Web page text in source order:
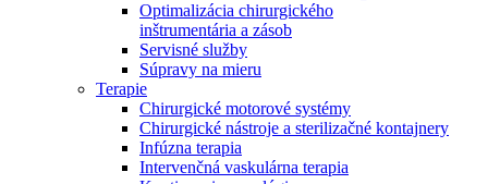
Objavte naše produkty. ​Navštívte produktový katalóg B.
Braun​ s našim kompletným produktovým portfóliom.​
Optimalizácia chirurgického
inštrumentária a zásob
Servisné služby
Súpravy na mieru
Terapie
Chirurgické motorové systémy
Chirurgické nástroje a sterilizačné kontajnery
Infúzna terapia
Intervenčná vaskulárna terapia